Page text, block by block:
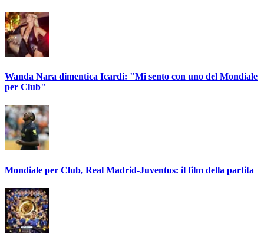
Wanda Nara dimentica Icardi: "Mi sento con uno del Mondiale
per Club"
Mondiale per Club, Real Madrid-Juventus: il film della partita